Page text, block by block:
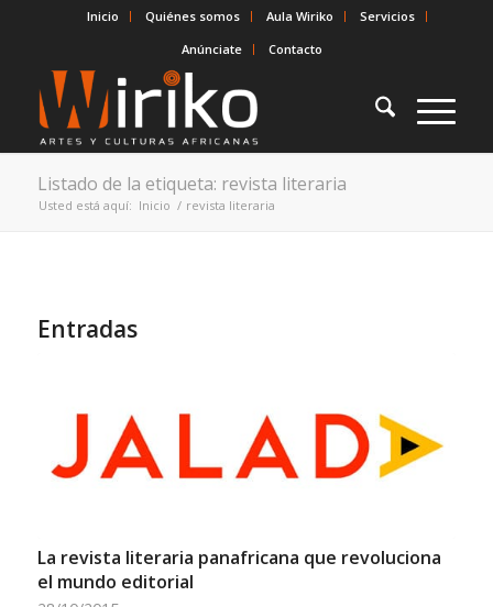
Inicio Quiénes somos Aula Wiriko
Servicios
Anúnciate
Contacto
Listado de la etiqueta: revista literaria
Usted está aquí: Inicio / revista literaria
Entradas
La revista literaria panafricana que revoluciona
el mundo editorial